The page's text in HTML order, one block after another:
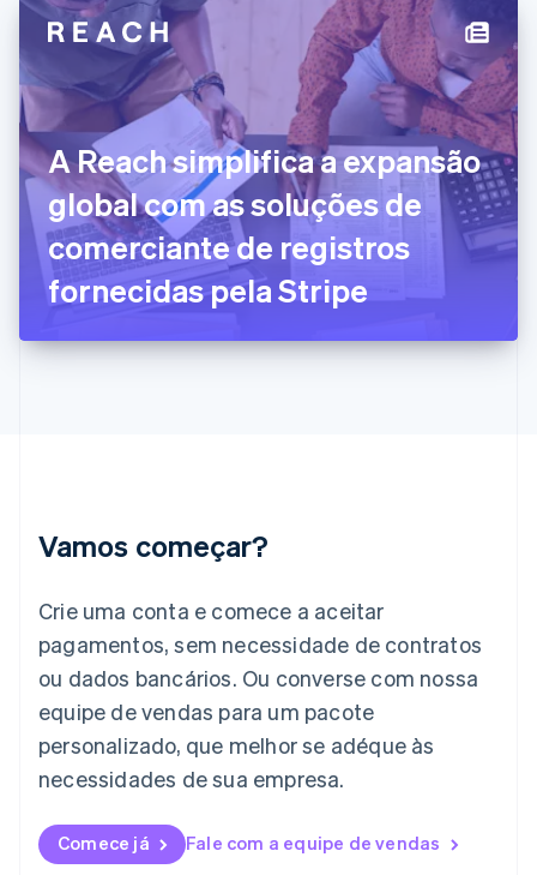
A Reach simplifica a expansão
global com as soluções de
comerciante de registros
fornecidas pela Stripe
Vamos começar?
Crie uma conta e comece a aceitar
pagamentos, sem necessidade de contratos
ou dados bancários. Ou converse com nossa
equipe de vendas para um pacote
personalizado, que melhor se adéque às
necessidades de sua empresa.
Comece já Fale com a equipe de vendas
EspañolEnglish
Estados Unidos
Español简体中文
Estônia
English
Finlândia
EnglishSvenska
França
FrançaisEnglish
Gibraltar
English
Grécia
English
English
日本語English
Liechtenstein
DeutschEnglish
Lituânia
English
Luxemburgo
FrançaisDeutsch English
English简体中文
English
México